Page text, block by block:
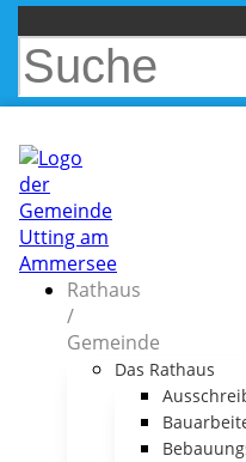
Rathaus
/
Gemeinde
Das Rathaus